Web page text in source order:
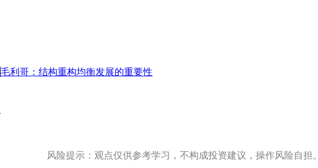
毛利哥：结构重构均衡发展的重要性
风险提示：观点仅供参考学习，不构成投资建议，操作风险自担。